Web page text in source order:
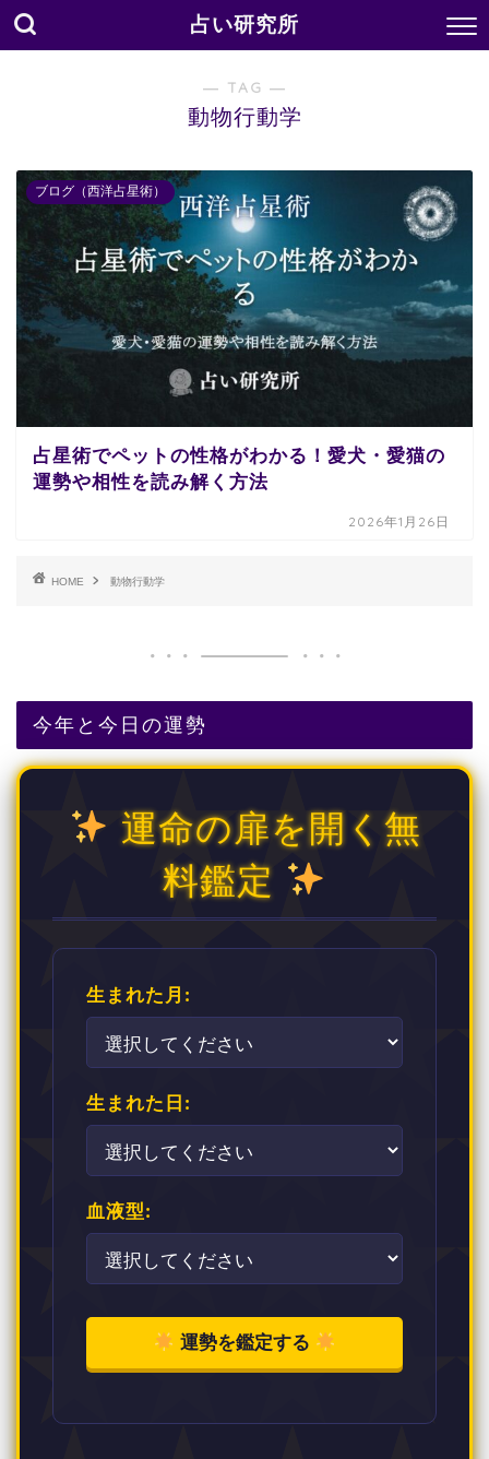
占い研究所
― TAG ―
動物行動学
ブログ（西洋占星術）
占星術でペットの性格がわかる！愛犬・愛猫の
運勢や相性を読み解く方法
2026年1月26日
HOME 動物行動学
今年と今日の運勢
運命の扉を開く無
料鑑定
生まれた月:
生まれた日:
血液型:
運勢を鑑定する